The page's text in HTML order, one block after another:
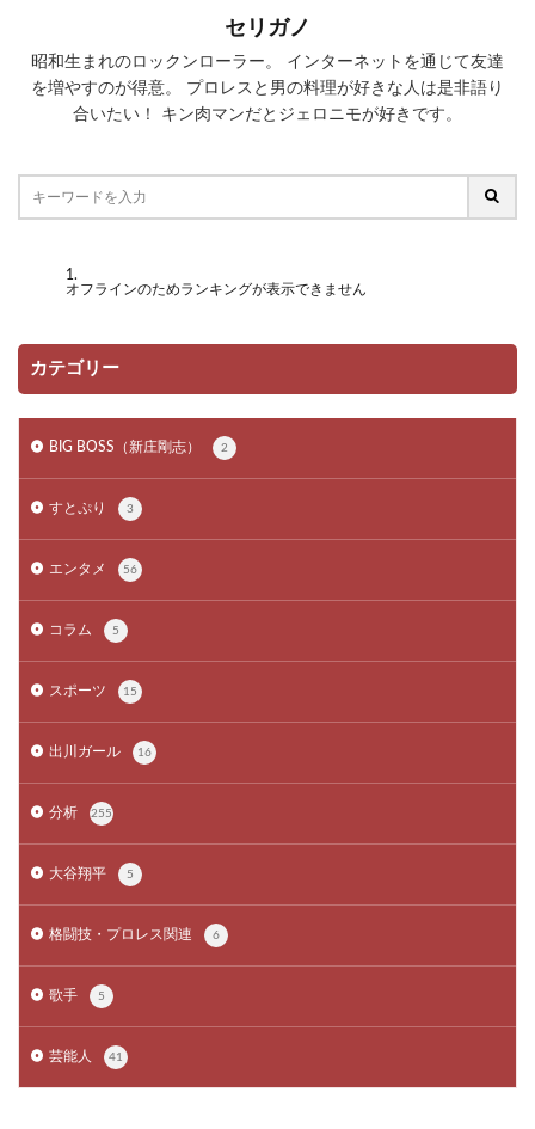
セリガノ
昭和生まれのロックンローラー。 インターネットを通じて友達
を増やすのが得意。 プロレスと男の料理が好きな人は是非語り
合いたい！ キン肉マンだとジェロニモが好きです。
オフラインのためランキングが表示できません
カテゴリー
BIG BOSS（新庄剛志） 2
すとぷり 3
エンタメ 56
コラム 5
スポーツ 15
出川ガール 16
分析 255
大谷翔平 5
格闘技・プロレス関連 6
歌手 5
芸能人 41